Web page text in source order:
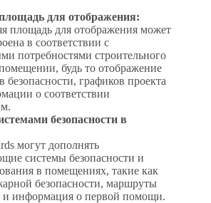
для отображения:
площадь для отображения может
в соответствии с
потребностями строительного
будь то отображение
безопасности, графиков проекта
о соответствии
безопасности в
могут дополнять
системы безопасности и
в помещениях, такие как
безопасности, маршруты
и информация о первой помощи.